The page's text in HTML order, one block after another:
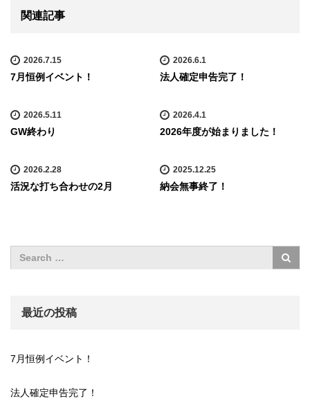
関連記事
2026.7.15
7月恒例イベント！
2026.6.1
法人確定申告完了！
2026.5.11
GW終わり
2026.4.1
2026年度が始まりました！
2026.2.28
活況な打ち合わせの2月
2025.12.25
納会無事終了！
最近の投稿
7月恒例イベント！
法人確定申告完了！